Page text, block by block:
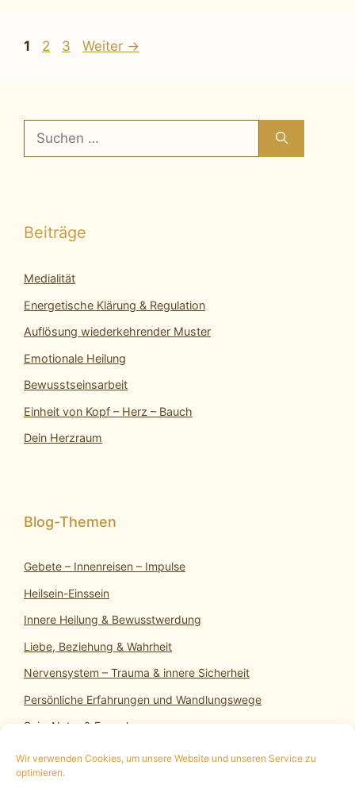
Wir verwenden Cookies, um unsere Website und unseren Service zu
optimieren.
Seite
1 Seite
2 Seite
3 Weiter →
Suchen
nach:
Beiträge
Medialität
Energetische Klärung & Regulation
Auflösung wiederkehrender Muster
Emotionale Heilung
Bewusstseinsarbeit
Einheit von Kopf – Herz – Bauch
Dein Herzraum
Gebete – Innenreisen – Impulse
Heilsein-Einssein
Innere Heilung & Bewusstwerdung
Liebe, Beziehung & Wahrheit
Nervensystem – Trauma & innere Sicherheit
Persönliche Erfahrungen und Wandlungswege
SeinsNatur & Erwachen